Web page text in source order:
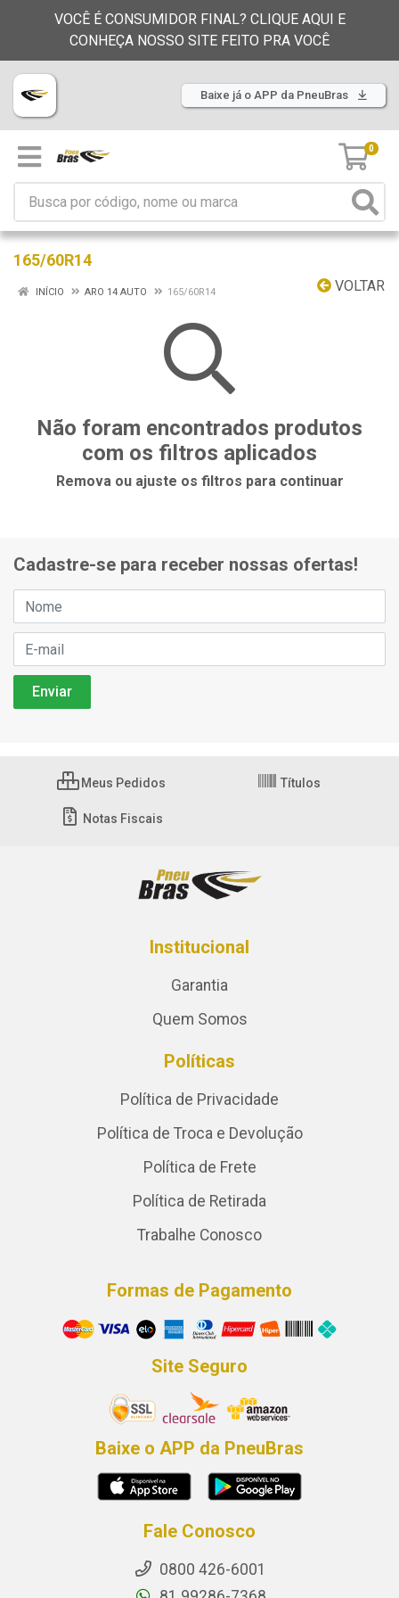
VOCÊ É CONSUMIDOR FINAL? CLIQUE AQUI E
CONHEÇA NOSSO SITE FEITO PRA VOCÊ
Baixe já o APP da PneuBras
0
165/60R14
VOLTAR
INÍCIO ARO 14 AUTO 165/60R14
Não foram encontrados produtos
com os filtros aplicados
Remova ou ajuste os filtros para continuar
Cadastre-se para receber nossas ofertas!
Meus Pedidos Títulos
Notas Fiscais
Institucional
Garantia
Quem Somos
Políticas
Política de Privacidade
Política de Troca e Devolução
Política de Frete
Política de Retirada
Trabalhe Conosco
Formas de Pagamento
Site Seguro
Baixe o APP da PneuBras
Fale Conosco
0800 426-6001